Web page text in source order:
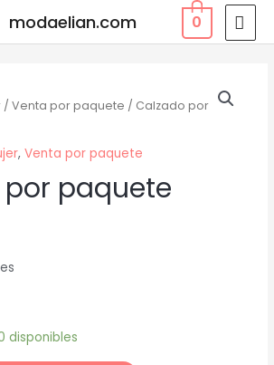
modaelian.com 0
/Venta por paquete / Calzado por
,Venta por paquete
paquete
disponibles